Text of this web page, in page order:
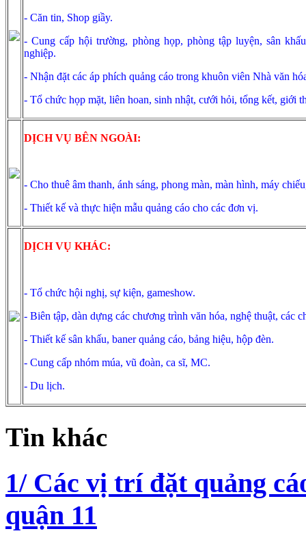
- Căn tin, Shop giầy.
- Cung cấp hội trường, phòng họp, phòng tập luyện, sân
nghiệp.
- Nhận đặt các áp phích quảng cáo trong khuôn viên Nhà văn
- Tổ chức họp mặt, liên hoan, sinh nhật, cưới hỏi, tổng kết, giới
DỊCH VỤ BÊN NGOÀI:
- Cho thuê âm thanh, ánh sáng, phong màn, màn hình, máy
- Thiết kế và thực hiện mẫu quảng cáo cho các đơn vị.
DỊCH VỤ KHÁC:
- Tổ chức hội nghị, sự kiện, gameshow.
- Biên tập, dàn dựng các chương trình văn hóa, nghệ thuật, các
- Thiết kế sân khấu, baner quảng cáo, bảng hiệu, hộp đèn.
- Cung cấp nhóm múa, vũ đoàn, ca sĩ, MC.
- Du lịch.
Tin khác
1/ Các vị trí đặt quảng
quận 11